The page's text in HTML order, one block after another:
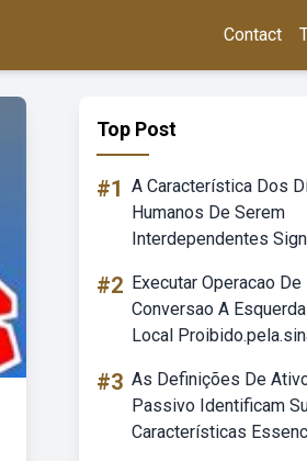
Contact
Top Post
#1 A Característica Dos
Humanos De Serem
Interdependentes
#2 Executar Operacao De
Conversao A
Local
#3 As Definições De
Passivo Identificam
Características